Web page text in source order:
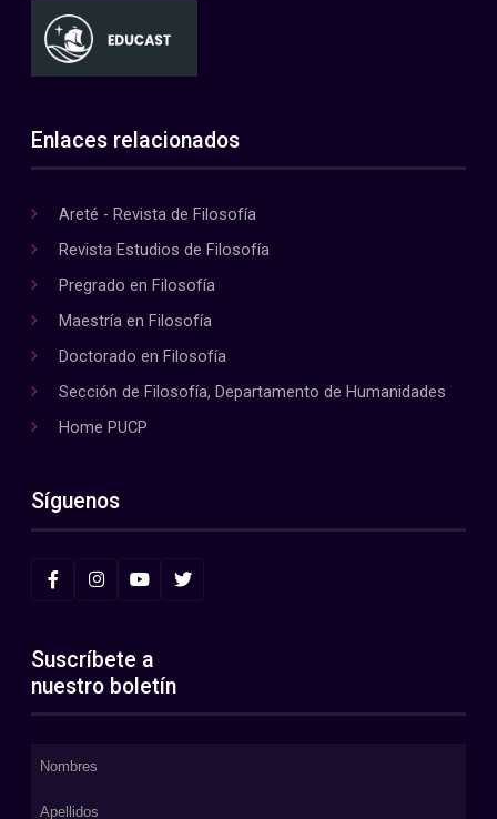
Enlaces relacionados
Areté - Revista de Filosofía
Revista Estudios de Filosofía
Pregrado en Filosofía
Maestría en Filosofía
Doctorado en Filosofía
Sección de Filosofía, Departamento de Humanidades
Home PUCP
Síguenos
Suscríbete a
nuestro boletín